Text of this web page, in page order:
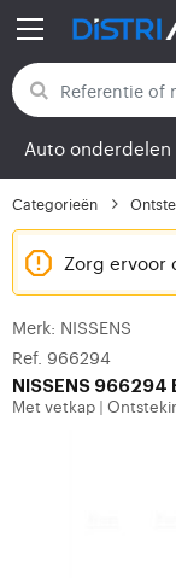
Terug naar
Auto onderdelen
Categorieën
Zorg ervoor
Merk: NISSENS
Ref. 966294
NISSENS 966294
Met vetkap